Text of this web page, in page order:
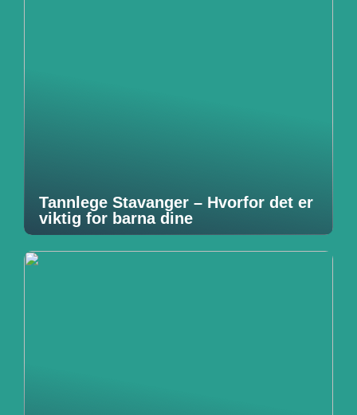
Tannlege Stavanger – Hvorfor det er
viktig for barna dine